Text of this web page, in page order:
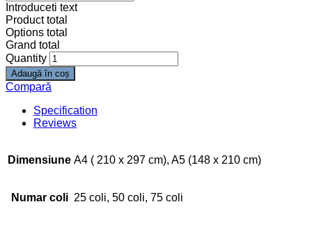
Introduceti text
Product total
Options total
Grand total
Quantity
Adaugă în coș
Compară
Specification
Reviews
Dimensiune A4 ( 210 x 297 cm), A5 (148 x 210 cm)
Numar coli 25 coli, 50 coli, 75 coli